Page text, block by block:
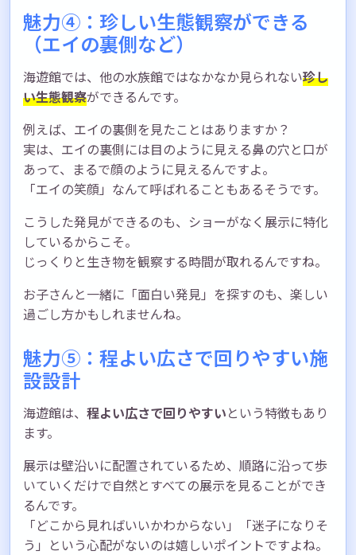
魅力④：珍しい生態観察ができる
（エイの裏側など）
海遊館では、他の水族館ではなかなか見られない珍し
い生態観察ができるんです。
例えば、エイの裏側を見たことはありますか？
実は、エイの裏側には目のように見える鼻の穴と口が
あって、まるで顔のように見えるんですよ。
「エイの笑顔」なんて呼ばれることもあるそうです。
こうした発見ができるのも、ショーがなく展示に特化
しているからこそ。
じっくりと生き物を観察する時間が取れるんですね。
お子さんと一緒に「面白い発見」を探すのも、楽しい
過ごし方かもしれませんね。
魅力⑤：程よい広さで回りやすい施
設設計
海遊館は、 程よい広さで回りやすいという特徴もあり
ます。
展示は壁沿いに配置されているため、順路に沿って歩
いていくだけで自然とすべての展示を見ることができ
るんです。
「どこから見ればいいかわからない」「迷子になりそ
う」という心配がないのは嬉しいポイントですよね。